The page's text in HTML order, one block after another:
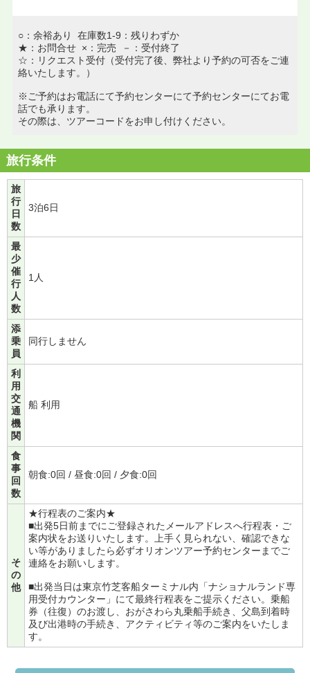
○：余裕あり 在庫数1-9：残りわずか
★：お問合せ ×：完売 －：受付終了
☆：リクエスト受付（受付完了後、弊社より予約の可否をご連
絡いたします。）
※ご予約はお電話にて予約センターにて予約センターにてお電
話でも承ります。
その際は、ツアーコードをお申し付けください。
旅行条件
旅
行
日
数
3泊6日
最
少
催
行
人
数
1人
添
乗
員
同行しません
利
用
交
通
機
関
船 利用
食
事
回
数
朝食:0回 / 昼食:0回 / 夕食:0回
そ
の
他
★行程表のご案内★
■出発5日前までにご登録されたメールアドレスへ行程表・ご
案内状をお送りいたします。上手く見られない、確認できな
い等がありましたら必ずオリオンツアー予約センターまでご
連絡をお願いします。
■出発当日は東京竹芝客船ターミナル内「ナショナルランド専
用受付カウンター」にて最終行程表をご提示ください。乗船
券（往復）のお渡し、おがさわら丸乗船手続き、父島到着時
及び出港時の手続き、アクティビティ等のご案内をいたしま
す。